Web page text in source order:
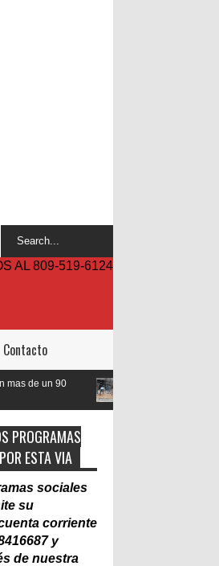
AL 809-519-6124
Contacto
Nacionalización del Trabajo, un Muro
PROGRAMAS
ESTA VIA
sociales
su
corriente
y
de nuestra